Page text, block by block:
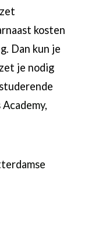
kosten
Dan kun je
je nodig
,